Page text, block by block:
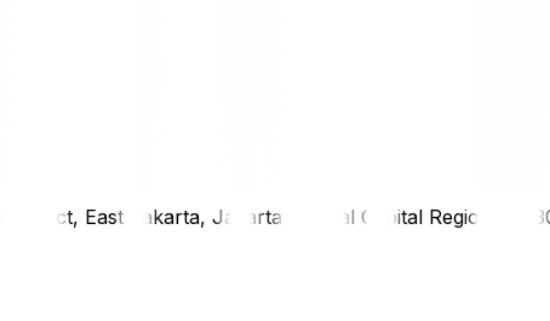
East Jakarta, Jakarta Special Capital Region,